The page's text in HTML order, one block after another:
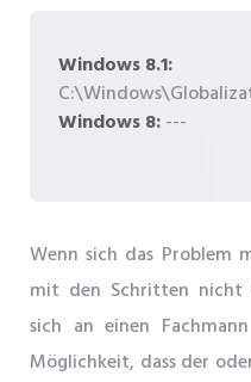
Windows 8.1:
Windows 8:---
Wenn sich das Problem
mit den Schritten nicht
sich an einen
Möglichkeit, dass der